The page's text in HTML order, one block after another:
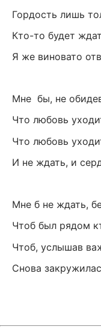
Гордость лишь
Кто-то будет
Я же виновато
Мне бы, не
Что любовь
Что любовь
И не ждать, и
Мне б не ждать,
Чтоб был рядом
Чтоб, услышав
Снова